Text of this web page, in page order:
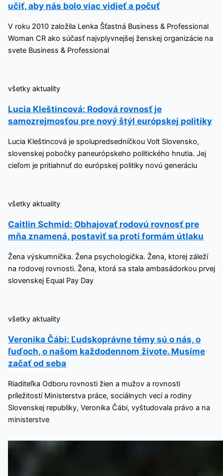
učiť, aby nás bolo viac vidieť a počuť
V roku 2010 založila Lenka Šťastná Business & Professional
Woman CR ako súčasť najvplyvnejšej ženskej organizácie na
svete Business & Professional
všetky aktuality
Lucia Kleštincová: Rodová rovnosť je
samozrejmosťou pre nový štýl európskej politiky
Lucia Kleštincová je spolupredsedníčkou Volt Slovensko,
slovenskej pobočky paneurópskeho politického hnutia. Jej
cieľom je pritiahnuť do európskej politiky novú generáciu
všetky aktuality
Caitlin Schmid: Obhajovať rodovú rovnosť pre
mňa znamená, postaviť sa proti formám útlaku
Žena výskumníčka. Žena psychologička. Žena, ktorej záleží
na rodovej rovnosti. Žena, ktorá sa stala ambasádorkou prvej
slovenskej Equal Pay Day
všetky aktuality
Veronika Čábi: Ľudskoprávne témy sú o nás, o
ľuďoch, o našom každodennom živote. Musíme
začať od seba
Riaditeľka Odboru rovnosti žien a mužov a rovnosti
príležitostí Ministerstva práce, sociálnych vecí a rodiny
Slovenskej republiky, Veronika Čábi, vyštudovala právo a na
ministerstve